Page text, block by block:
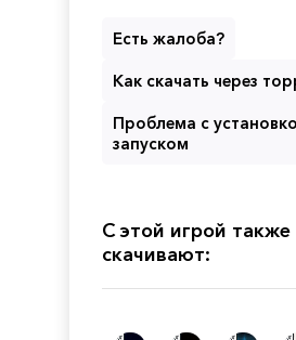
Есть жалоба?
Как скачать через
Проблема с
запуском
С этой игрой также
скачивают: